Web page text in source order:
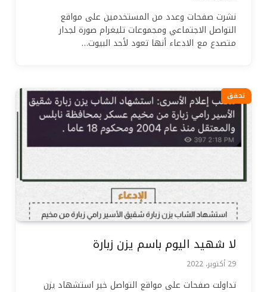
نشرت صفحات وعدد من المستخدمين على مواقع
التواصل الاجتماعي ومجموعات تليغرام صورة لجدار
متصدع مع الادعاء أنها تعود لأحد البيوت…
تحقق
لا شهيد اليوم باسم يزن زبارة
29 أكتوبر، 2022
تداولت صفحات على مواقع التواصل خبر استشهاد يزن